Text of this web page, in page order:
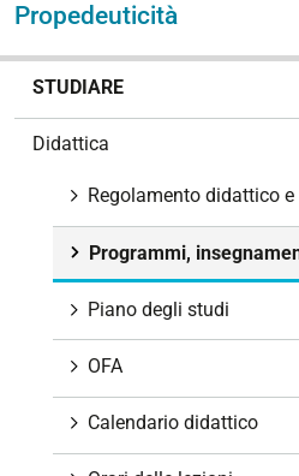
Propedeuticità
STUDIARE
Didattica
Regolamento didattico
Programmi,
Piano degli studi
OFA
Calendario didattico